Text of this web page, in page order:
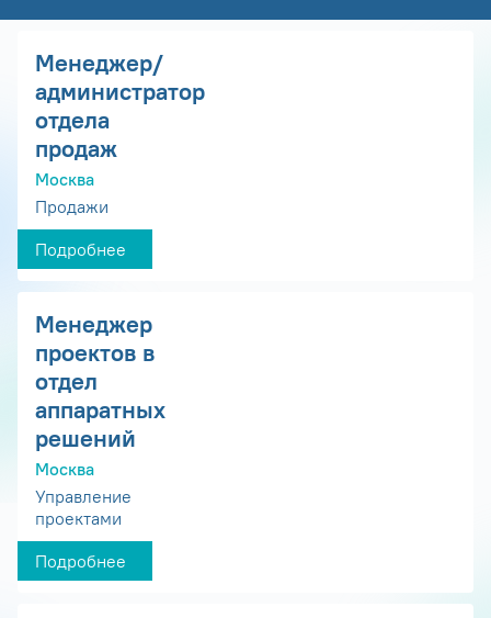
Менеджер/
администратор
отдела
продаж
Москва
Продажи
Подробнее
Менеджер
проектов в
отдел
аппаратных
решений
Москва
Управление
проектами
Подробнее